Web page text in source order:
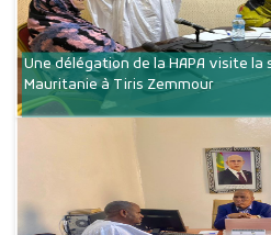
Une délégation de la HAPA visite
Mauritanie à Tiris Zemmour